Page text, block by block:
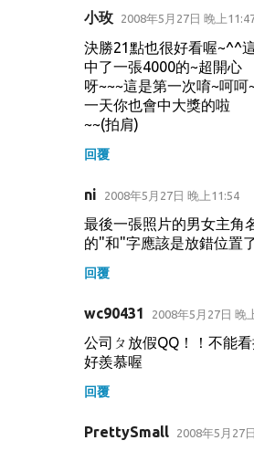
小玫 2008年5月27日 晚上
決勝21點也很好看喔~^^
中了一張4000的~超開心
呀~~~這是第一次唷~呵
一天你也會中大獎的啦
~~(拍肩)
回覆
ni 2008年5月27日 晚上11:54
最後一張照片的男女主角
的"和"字應該是放錯位置
回覆
wc90431 2008年5月27日 晚
公司ㄆ放假QQ！！不能
好羨慕喔
回覆
PrettySmall 2008年5月27